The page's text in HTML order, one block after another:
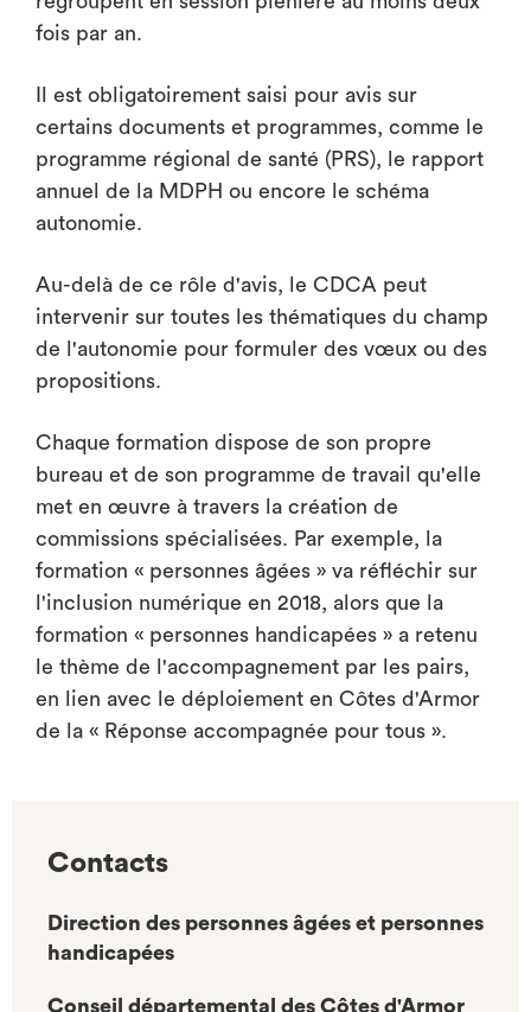
fois par an.
Il est obligatoirement saisi pour avis sur
certains documents et programmes, comme le
programme régional de santé (PRS), le rapport
annuel de la MDPH ou encore le schéma
autonomie.
Au-delà de ce rôle d'avis, le CDCA peut
intervenir sur toutes les thématiques du champ
de l'autonomie pour formuler des vœux ou des
propositions.
Chaque formation dispose de son propre
bureau et de son programme de travail qu'elle
met en œuvre à travers la création de
commissions spécialisées. Par exemple, la
formation « personnes âgées » va réfléchir sur
l'inclusion numérique en 2018, alors que la
formation « personnes handicapées » a retenu
le thème de l'accompagnement par les pairs,
en lien avec le déploiement en Côtes d'Armor
de la « Réponse accompagnée pour tous ».
Contacts
Direction des personnes âgées et personnes
handicapées
Conseil départemental des Côtes d'Armor